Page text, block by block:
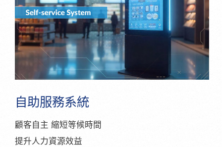
自助服務系統
顧客自主 縮短等候時間
提升人力資源效益